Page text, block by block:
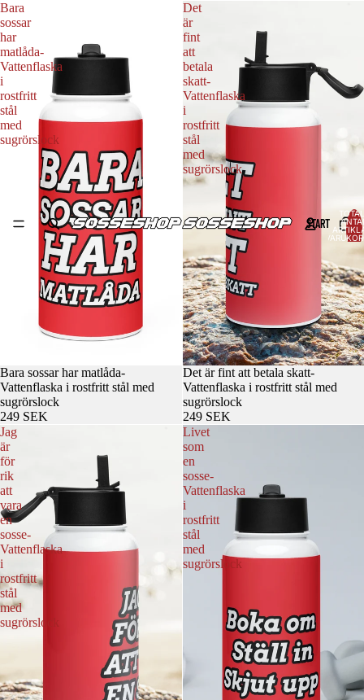
START
Bara
sossar
har
matlåda-
Vattenflaska
i
rostfritt
stål
med
sugrörslock
Bara sossar har matlåda-
Vattenflaska i rostfritt stål med
sugrörslock
249 SEK
Det
är
fint
att
betala
skatt-
Vattenflaska
i
rostfritt
stål
med
sugrörslock
Det är fint att betala skatt-
Vattenflaska i rostfritt stål med
sugrörslock
249 SEK
Jag
är
för
rik
att
vara
en
sosse-
Vattenflaska
i
rostfritt
stål
med
sugrörslock
Livet
som
en
sosse-
Vattenflaska
i
rostfritt
stål
med
sugrörslock